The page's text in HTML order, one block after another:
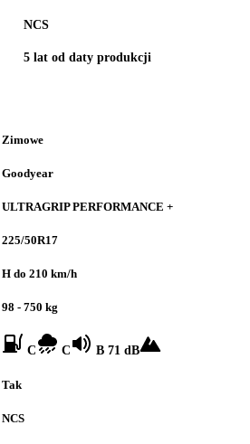
NCS
5 lat od daty produkcji
Zimowe
Goodyear
ULTRAGRIP PERFORMANCE +
225/50R17
H do 210 km/h
98 - 750 kg
C C B 71 dB
Tak
NCS